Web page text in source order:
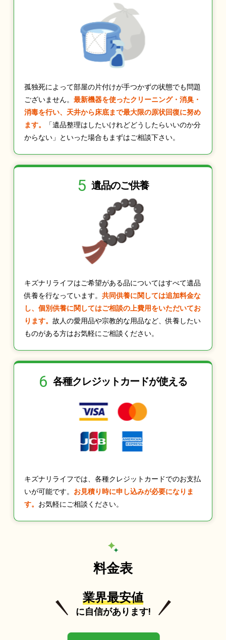
孤独死によって部屋の片付けが手つかずの状態でも問題
ございません。 最新機器を使ったクリーニング・消臭・
消毒を行い、天井から床底まで最大限の原状回復に努め
ます。
「遺品整理はしたいけれどどうしたらいいのか分
からない」といった場合もまずはご相談下さい。
5 遺品のご供養
キズナリライフはご希望がある品についてはすべて遺品
供養を行なっています。 共同供養に関しては追加料金な
し、個別供養に関してはご相談の上費用をいただいてお
ります。 故人の愛用品や宗教的な用品など、供養したい
ものがある方はお気軽にご相談ください。
6 各種クレジットカードが使える
キズナリライフでは、各種クレジットカードでのお支払
いが可能です。 お見積り時に申し込みが必要になりま
す。 お気軽にご相談ください。
料金表
業界最安値
に自信があります!